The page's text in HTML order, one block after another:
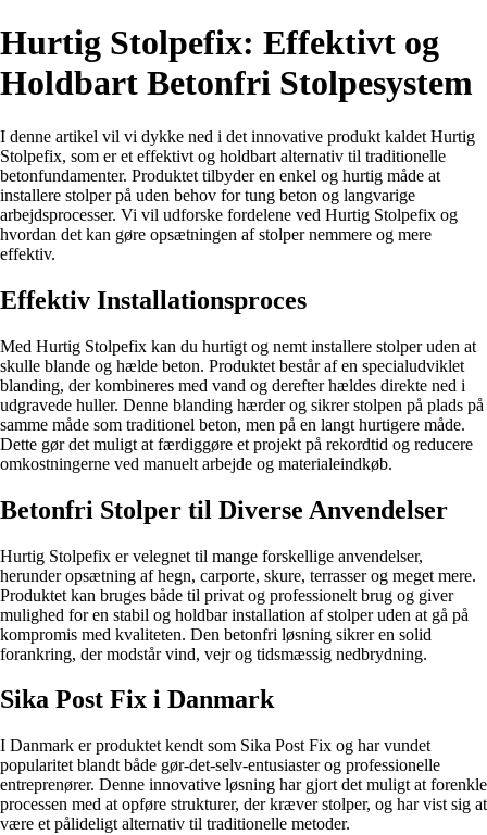
Hurtig Stolpefix: Effektivt og
Holdbart Betonfri Stolpesystem
I denne artikel vil vi dykke ned i det innovative produkt kaldet Hurtig
Stolpefix, som er et effektivt og holdbart alternativ til traditionelle
betonfundamenter. Produktet tilbyder en enkel og hurtig måde at
installere stolper på uden behov for tung beton og langvarige
arbejdsprocesser. Vi vil udforske fordelene ved Hurtig Stolpefix og
hvordan det kan gøre opsætningen af stolper nemmere og mere
effektiv.
Effektiv Installationsproces
Med Hurtig Stolpefix kan du hurtigt og nemt installere stolper uden at
skulle blande og hælde beton. Produktet består af en specialudviklet
blanding, der kombineres med vand og derefter hældes direkte ned i
udgravede huller. Denne blanding hærder og sikrer stolpen på plads på
samme måde som traditionel beton, men på en langt hurtigere måde.
Dette gør det muligt at færdiggøre et projekt på rekordtid og reducere
omkostningerne ved manuelt arbejde og materialeindkøb.
Betonfri Stolper til Diverse Anvendelser
Hurtig Stolpefix er velegnet til mange forskellige anvendelser,
herunder opsætning af hegn, carporte, skure, terrasser og meget mere.
Produktet kan bruges både til privat og professionelt brug og giver
mulighed for en stabil og holdbar installation af stolper uden at gå på
kompromis med kvaliteten. Den betonfri løsning sikrer en solid
forankring, der modstår vind, vejr og tidsmæssig nedbrydning.
Sika Post Fix i Danmark
I Danmark er produktet kendt som Sika Post Fix og har vundet
popularitet blandt både gør-det-selv-entusiaster og professionelle
entreprenører. Denne innovative løsning har gjort det muligt at forenkle
processen med at opføre strukturer, der kræver stolper, og har vist sig at
være et pålideligt alternativ til traditionelle metoder.